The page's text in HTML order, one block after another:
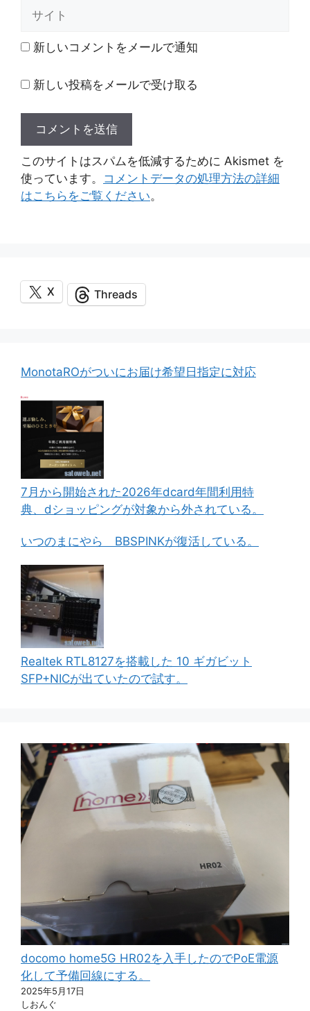
ト 新しいコメントをメールで通知
新しい投稿をメールで受け取る
このサイトはスパムを低減するために Akismet を
使っています。 コメントデータの処理方法の詳細
はこちらをご覧ください。
X Threads
MonotaROがついにお届け希望日指定に対応
7月から開始された2026年dcard年間利用特
典、dショッピングが対象から外されている。
いつのまにやら BBSPINKが復活している。
Realtek RTL8127を搭載した 10 ギガビット
SFP+NICが出ていたので試す。
docomo home5G HR02を入手したのでPoE電源
化して予備回線にする。
2025年5月17日
しおんぐ